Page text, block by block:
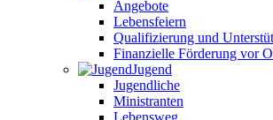
Angebote
Lebensfeiern
Qualifizierung und
Finanzielle Förderung vor
Jugend
Jugendliche
Ministranten